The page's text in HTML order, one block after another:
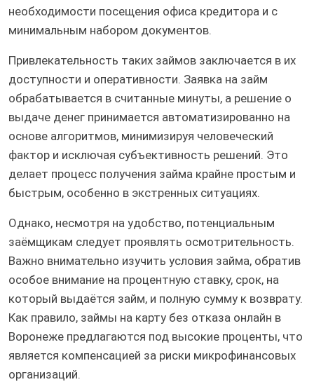
необходимости посещения офиса кредитора и с
минимальным набором документов.
Привлекательность таких займов заключается в их
доступности и оперативности. Заявка на займ
обрабатывается в считанные минуты, а решение о
выдаче денег принимается автоматизированно на
основе алгоритмов, минимизируя человеческий
фактор и исключая субъективность решений. Это
делает процесс получения займа крайне простым и
быстрым, особенно в экстренных ситуациях.
Однако, несмотря на удобство, потенциальным
заёмщикам следует проявлять осмотрительность.
Важно внимательно изучить условия займа, обратив
особое внимание на процентную ставку, срок, на
который выдаётся займ, и полную сумму к возврату.
Как правило, займы на карту без отказа онлайн в
Воронеже предлагаются под высокие проценты, что
является компенсацией за риски микрофинансовых
организаций.